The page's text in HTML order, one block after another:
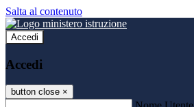
Salta al contenuto
Accedi
Accedi
button close ×